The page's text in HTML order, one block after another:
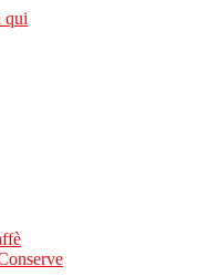
qui